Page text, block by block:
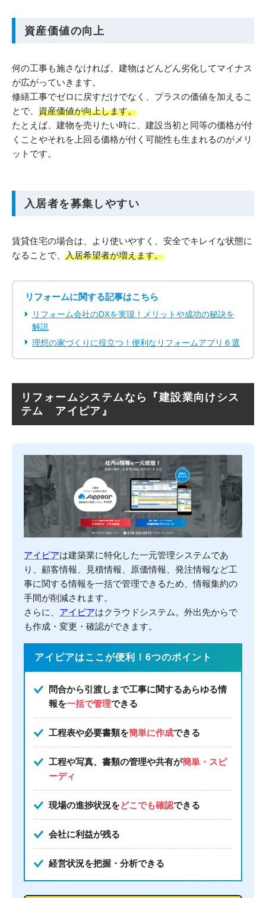
資産価値の向上
何の工事も施さなければ、建物はどんどん劣化してマイナス
が広がっていきます。
修繕工事でゼロに戻すだけでなく、プラスの価値を加えるこ
とで、 資産価値が向上します。
たとえば、建物を売りたい時に、建設当初と同等の価格が付
くことやそれを上回る価格が付く可能性も生まれるのがメリ
ットです。
入居者を募集しやすい
賃貸住宅の場合は、より使いやすく、安全でキレイな状態に
なることで、 入居希望者が増えます。
リフォームに関する記事はこちら
リフォーム会社のDXを実現！メリットや成功の秘訣を
解説
理想の家づくりに役立つ！便利なリフォームアプリ６選
リフォームシステムなら『建設業向けシス
テム アイピア』
アイピアは建築業に特化した一元管理システムであ
り、顧客情報、見積情報、原価情報、発注情報など工
事に関する情報を一括で管理できるため、情報集約の
手間が削減されます。
さらに、 アイピアはクラウドシステム。外出先からで
も作成・変更・確認ができます。
アイピアはここが便利！6つのポイント
問合から引渡しまで工事に関するあらゆる情
報を一括で管理できる
工程表や必要書類を簡単に作成できる
工程や写真、書類の管理や共有が簡単・スピ
ーディ
現場の進捗状況をどこでも確認できる
会社に利益が残る
経営状況を把握・分析できる